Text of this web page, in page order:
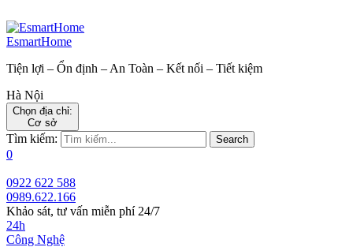
EsmartHome
Tiện lợi – Ổn định – An Toàn – Kết nối – Tiết kiệm
Hà Nội
Chọn địa chỉ:
Cơ sở
Tìm kiếm: Search
0
0922 622 588
0989.622.166
Khảo sát, tư vấn miễn phí 24/7
24h
Công Nghệ